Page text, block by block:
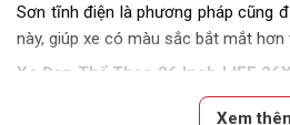
Sơn tĩnh điện là phương pháp cũng
này, giúp xe có màu sắc bắt mắt hơn
Xe Đạp Thể Thao 26 Inch LIFE 26X
năng động, hiện đại, kết hợp cùng
Xem